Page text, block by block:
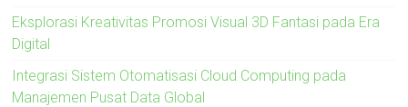
Eksplorasi Kreativitas Promosi Visual 3D Fantasi pada Era
Digital
Integrasi Sistem Otomatisasi Cloud Computing pada
Manajemen Pusat Data Global